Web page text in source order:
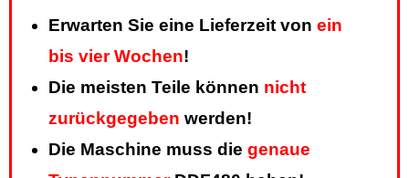
Erwarten Sie eine Lieferzeit von ein
bis vier Wochen!
Die meisten Teile können nicht
zurückgegeben werden!
Die Maschine muss die genaue